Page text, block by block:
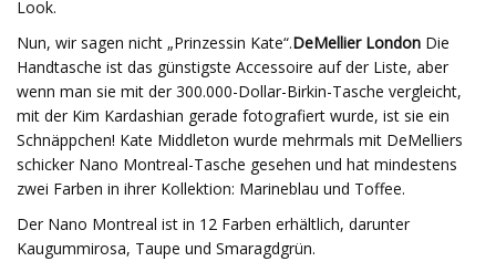
Look.
Nun, wir sagen nicht „Prinzessin Kate“.DeMellier London Die
Handtasche ist das günstigste Accessoire auf der Liste, aber
wenn man sie mit der 300.000-Dollar-Birkin-Tasche vergleicht,
mit der Kim Kardashian gerade fotografiert wurde, ist sie ein
Schnäppchen! Kate Middleton wurde mehrmals mit DeMelliers
schicker Nano Montreal-Tasche gesehen und hat mindestens
zwei Farben in ihrer Kollektion: Marineblau und Toffee.
Der Nano Montreal ist in 12 Farben erhältlich, darunter
Kaugummirosa, Taupe und Smaragdgrün.